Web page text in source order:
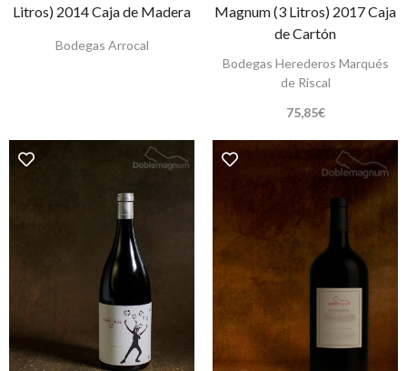
Litros) 2014 Caja de Madera
Bodegas Arrocal
Magnum (3 Litros) 2017 Caja
de Cartón
Bodegas Herederos Marqués
de Riscal
75,85€